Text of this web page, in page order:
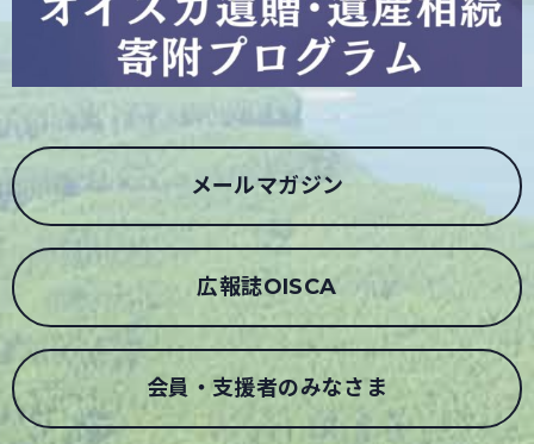
メールマガジン
広報誌OISCA
会員・支援者のみなさま